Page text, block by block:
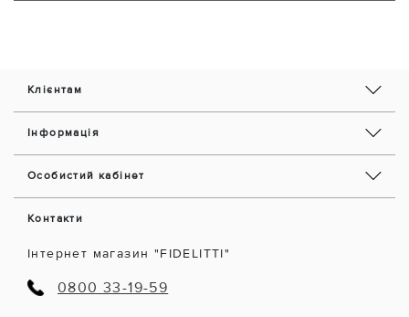
Клієнтам
Інформація
Особистий кабінет
Контакти
Інтернет магазин "FIDELITTI"
0800 33-19-59